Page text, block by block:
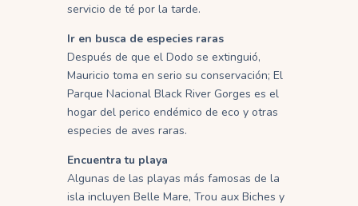
servicio de té por la tarde.
Ir en busca de especies raras
Después de que el Dodo se extinguió,
Mauricio toma en serio su conservación; El
Parque Nacional Black River Gorges es el
hogar del perico endémico de eco y otras
especies de aves raras.
Encuentra tu playa
Algunas de las playas más famosas de la
isla incluyen Belle Mare, Trou aux Biches y